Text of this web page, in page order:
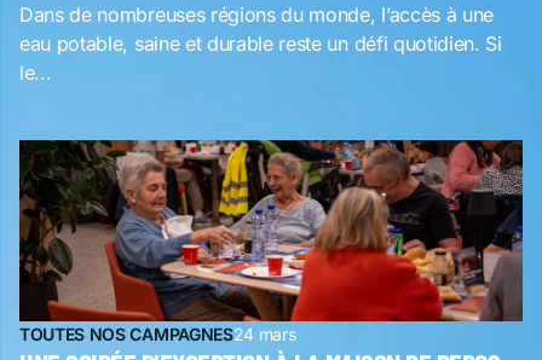
Dans de nombreuses régions du monde, l’accès à une
eau potable, saine et durable reste un défi quotidien. Si
le...
TOUTES NOS CAMPAGNES24 mars